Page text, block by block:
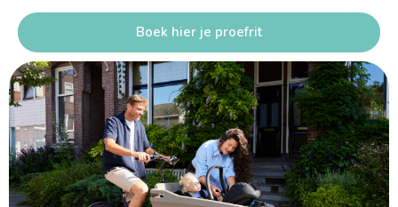
Boek hier je proefrit